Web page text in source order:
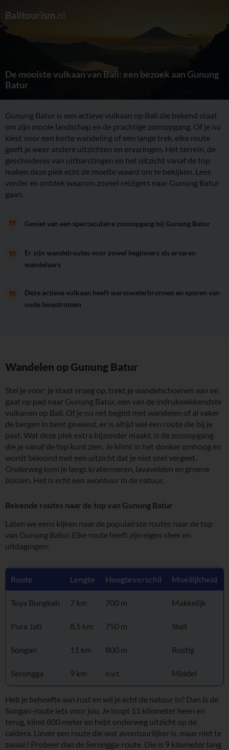
Balitourism.nl
De mooiste vulkaan van Bali: een bezoek aan Gunung
Batur
Gunung Batur is een actieve vulkaan op Bali die bekend staat
om zijn mooie landschap en de prachtige zonsopgang. Of je nu
kiest voor een korte wandeling of een lange trek, elke route
geeft je weer andere uitzichten en ervaringen. Het terrein, de
geschiedenis van uitbarstingen en het uitzicht vanaf de top
maken deze plek echt de moeite waard om te bekijken. Lees
verder en ontdek waarom zoveel reizigers naar Gunung Batur
gaan.
Geniet van een spectaculaire zonsopgang bij Gunung Batur
Er zijn wandelroutes voor zowel beginners als ervaren
wandelaars
Deze actieve vulkaan heeft warmwaterbronnen en sporen van
oude lavastromen
Wandelen op Gunung Batur
Stel je voor: je staat vroeg op, trekt je wandelschoenen aan en
gaat op pad naar Gunung Batur, een van de indrukwekkendste
vulkanen op Bali. Of je nu net begint met wandelen of al vaker
de bergen in bent geweest, er is altijd wel een route die bij je
past. Wat deze plek extra bijzonder maakt, is de zonsopgang
die je vanaf de top kunt zien. Je klimt in het donker omhoog en
wordt beloond met een uitzicht dat je niet snel vergeet.
Onderweg kom je langs kratermeren, lavavelden en groene
bossen. Het is echt een avontuur in de natuur.
Bekende routes naar de top van Gunung Batur
Laten we eens kijken naar de populairste routes naar de top
van Gunung Batur. Elke route heeft zijn eigen sfeer en
uitdagingen:
Route Lengte Hoogteverschil Moeilijkheid
Toya Bungkah 7 km 700 m Makkelijk
Pura Jati 8,5 km 750 m Steil
Songan 11 km 800 m Rustig
Serongga 9 km n.v.t. Middel
Heb je behoefte aan rust en wil je echt de natuur in? Dan is de
Songan-route iets voor jou. Je loopt 11 kilometer heen en
terug, klimt 800 meter en hebt onderweg uitzicht op de
caldera. Liever een route die wat avontuurlijker is, maar niet te
zwaar? Probeer dan de Serongga-route. Die is 9 kilometer lang